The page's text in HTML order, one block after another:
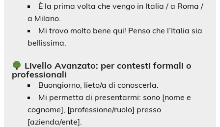
È la prima volta che vengo in Italia / a Roma /
a Milano.
Mi trovo molto bene qui! Penso che l’Italia sia
bellissima.
Livello Avanzato: per contesti formali o
professionali
Buongiorno, lieto/a di conoscerla.
Mi permetta di presentarmi: sono [nome e
cognome], [professione/ruolo] presso
[azienda/ente].